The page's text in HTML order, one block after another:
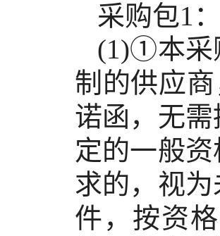
采购包1：
(1)①本采
制的供应
诺函，无
定的一般
求的，视
件，按资